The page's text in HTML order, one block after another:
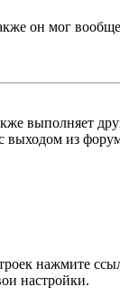
он мог
выполняет
из
нажмите
настройки.